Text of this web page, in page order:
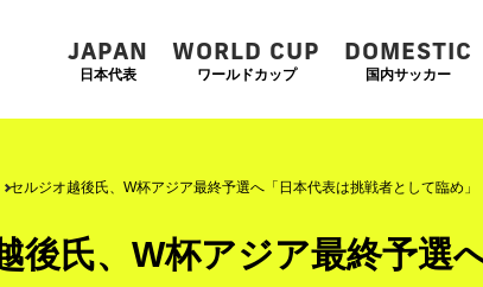
JAPAN
日本代表
WORLD CUP
ワールドカップ
DOMESTIC
国内サッカー
セルジオ越後氏、W杯アジア最終予選へ「日本代表は挑戦者として臨め」
後氏、W杯アジア最終予選